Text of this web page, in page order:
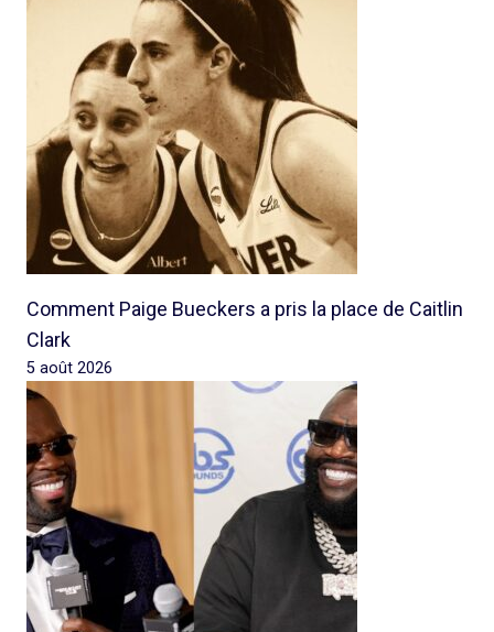
Comment Paige Bueckers a pris la place de Caitlin
Clark
5 août 2026